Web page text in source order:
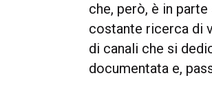
che, però, è in
costante ricerca di
di canali che si
documentata e,